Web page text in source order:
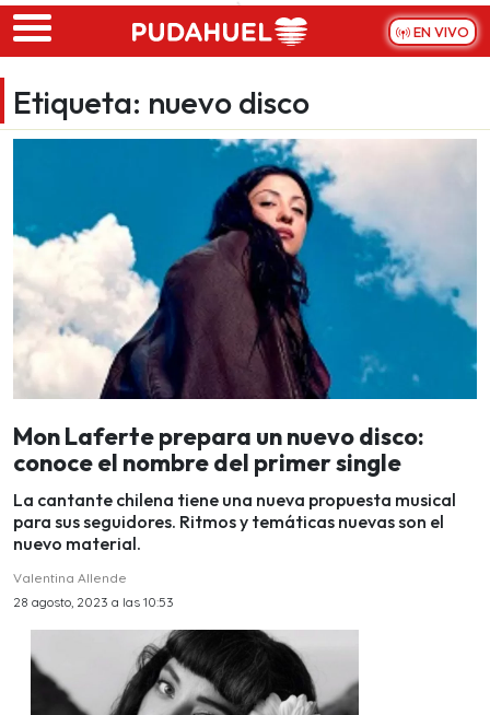
Skip to main content
EN VIVO
Etiqueta: nuevo disco
Mon Laferte prepara un nuevo disco:
conoce el nombre del primer single
La cantante chilena tiene una nueva propuesta musical
para sus seguidores. Ritmos y temáticas nuevas son el
nuevo material.
Valentina Allende
28 agosto, 2023 a las 10:53